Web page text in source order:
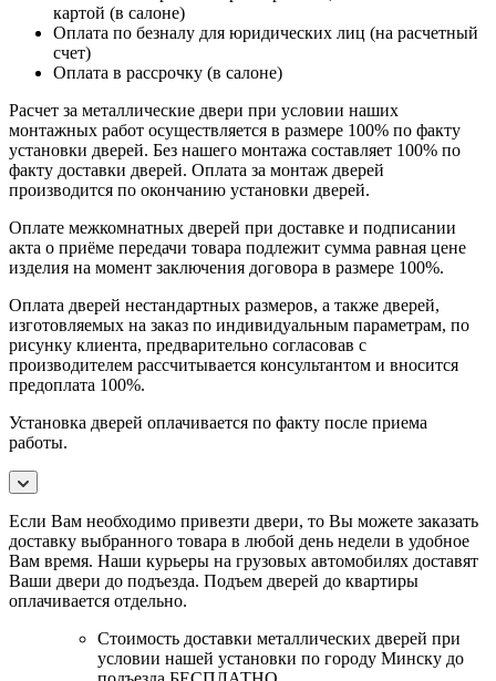
картой (в салоне)
Оплата по безналу для юридических лиц (на расчетный
счет)
Оплата в рассрочку (в салоне)
Расчет за металлические двери при условии наших
монтажных работ осуществляется в размере 100% по факту
установки дверей. Без нашего монтажа составляет 100% по
факту доставки дверей. Оплата за монтаж дверей
производится по окончанию установки дверей.
Оплате межкомнатных дверей при доставке и подписании
акта о приёме передачи товара подлежит сумма равная цене
изделия на момент заключения договора в размере 100%.
Оплата дверей нестандартных размеров, а также дверей,
изготовляемых на заказ по индивидуальным параметрам, по
рисунку клиента, предварительно согласовав с
производителем рассчитывается консультантом и вносится
предоплата 100%.
Установка дверей оплачивается по факту после приема
работы.
Если Вам необходимо привезти двери, то Вы можете заказать
доставку выбранного товара в любой день недели в удобное
Вам время. Наши курьеры на грузовых автомобилях доставят
Ваши двери до подъезда. Подъем дверей до квартиры
оплачивается отдельно.
Стоимость доставки металлических дверей при
условии нашей установки по городу Минску до